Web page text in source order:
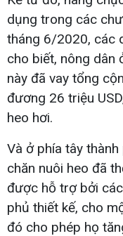
dụng trong các
tháng 6/2020, các
cho biết, nông dân
này đã vay tổng
đương 26 triệu
heo hơi.
Và ở phía tây
chăn nuôi heo đã
được hỗ trợ bởi
phủ thiết kế, cho
đó cho phép họ